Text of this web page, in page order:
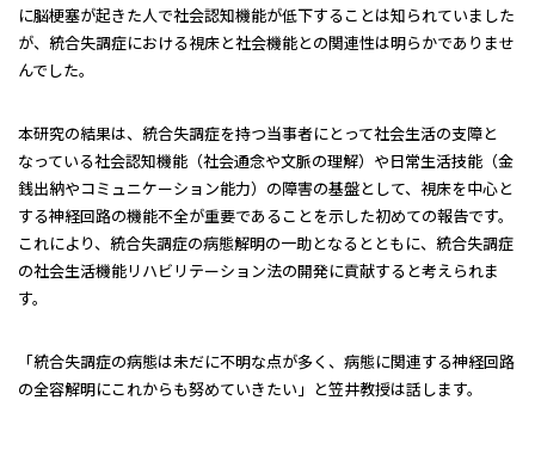
に脳梗塞が起きた人で社会認知機能が低下することは知られていました
が、統合失調症における視床と社会機能との関連性は明らかでありませ
んでした。
本研究の結果は、統合失調症を持つ当事者にとって社会生活の支障と
なっている社会認知機能（社会通念や文脈の理解）や日常生活技能（金
銭出納やコミュニケーション能力）の障害の基盤として、視床を中心と
する神経回路の機能不全が重要であることを示した初めての報告です。
これにより、統合失調症の病態解明の一助となるとともに、統合失調症
の社会生活機能リハビリテーション法の開発に貢献すると考えられま
す。
「統合失調症の病態は未だに不明な点が多く、病態に関連する神経回路
の全容解明にこれからも努めていきたい」と笠井教授は話します。